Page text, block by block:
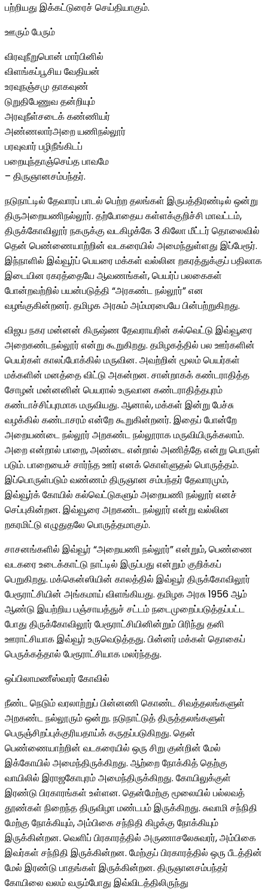
பற்றியது இக்கட்டுரைச் செய்தியாகும்.
ஊரும் பேரும்
விரவுநீறுபொன் மார்பினில்
விளங்கப்பூசிய வேதியன்
உரவுநஞ்சமு தாகவுண்
டுறுதிபேணுவ தன்றியும்
அரவுநீள்சடைக் கண்ணியர்
அண்ணலார்அறை யணிநல்லூர்
பரவுவார் பழிநீங்கிடப்
பறையுந்தாஞ்செய்த பாவமே
– திருஞானசம்பந்தர்.
நடுநாட்டில் தேவாரப் பாடல் பெற்ற தலங்கள் இருபத்திரண்டில் ஒன்று
திருஅறையணிநல்லூர். தற்போதைய கள்ளக்குறிச்சி மாவட்டம்,
திருக்கோவிலூர் நகருக்கு வடகிழக்கே 3 கிலோ மீட்டர் தொலைவில்
தென் பெண்ணையாற்றின் வடகரையில் அமைந்துள்ளது இப்பேரூர்.
இந்நாளில் இவ்வூர்ப் பெயரை மக்கள் வல்லின றகரத்துக்குப் பதிலாக
இடையின ரகரத்தையே ஆவணங்கள், பெயர்ப் பலகைகள்
போன்றவற்றில் பயன்படுத்தி “அரகண்ட நல்லூர்” என
வழங்குகின்றனர். தமிழக அரசும் அம்மரபையே பின்பற்றுகிறது.
விஜய நகர மன்னன் கிருஷ்ண தேவராயரின் கல்வெட்டு இவ்வூரை
அறைகண்டநல்லூர் என்று கூறுகிறது. தமிழகத்தில் பல ஊர்களின்
பெயர்கள் காலப்போக்கில் மருவின. அவற்றின் மூலம் பெயர்கள்
மக்களின் மனத்தை விட்டு அகன்றன. சான்றாகக் கண்டராதித்த
சோழன் மன்னனின் பெயரால் உருவான கண்டராதித்தபுரம்
கண்டாச்சிப்புரமாக மருவியது. ஆனால், மக்கள் இன்று பேச்சு
வழக்கில் கண்டாசரம் என்றே கூறுகின்றனர். இதைப் போன்றே
அறையண்டை நல்லூர் அறகண்ட நல்லூராக மருவியிருக்கலாம்.
அறை என்றால் பாறை, அண்டை என்றால் அணித்தே என்று பொருள்
படும். பாறையைச் சார்ந்த ஊர் எனக் கொள்ளுதல் பொருத்தம்.
இப்பொருள்படும் வண்ணம் திருஞான சம்பந்தர் தேவாரமும்,
இவ்வூர்க் கோயில் கல்வெட்டுகளும் அறையணி நல்லூர் எனச்
செப்புகின்றன. இவ்வூரை அறகண்ட நல்லூர் என்று வல்லின
றகரமிட்டு எழுதுதலே பொருத்தமாகும்.
சாசனங்களில் இவ்வூர் “அறையணி நல்லூர்” என்றும், பெண்ணை
வடகரை உடைக்காட்டு நாட்டில் இருப்பது என்றும் குறிக்கப்
பெறுகிறது. மக்கென்ஸியின் காலத்தில் இவ்வூர் திருக்கோவிலூர்
பேரூராட்சியின் அங்கமாய் விளங்கியது. தமிழக அரசு 1956 ஆம்
ஆண்டு இயற்றிய பஞ்சாயத்துச் சட்டம் நடைமுறைப்படுத்தப்பட்ட
போது திருக்கோவிலூர் பேரூராட்சியினின்றும் பிரிந்து தனி
ஊராட்சியாக இவ்வூர் உருவெடுத்தது. பின்னர் மக்கள் தொகைப்
பெருக்கத்தால் பேரூராட்சியாக மலர்ந்தது.
ஒப்பிலாமணீஸ்வரர் கோவில்
நீண்ட நெடும் வரலாற்றுப் பின்னணி கொண்ட சிவத்தலங்களுள்
அறகண்ட நல்லூரும் ஒன்று. நடுநாட்டுத் திருத்தலங்களுள்
பெருஞ்சிறப்புக்குரியதாய்க் கருதப்படுகிறது. தென்
பெண்ணையாற்றின் வடகரையில் ஒரு சிறு குன்றின் மேல்
இக்கோயில் அமைந்திருக்கிறது. ஆற்றை நோக்கித் தெற்கு
வாயிலில் இராஜகோபுரம் அமைந்திருக்கிறது. கோயிலுக்குள்
இரண்டு பிரகாரங்கள் உள்ளன. தென்மேற்கு மூலையில் பல்லவத்
தூண்கள் நிறைந்த திருவிழா மண்டபம் இருக்கிறது. சுவாமி சந்நிதி
மேற்கு நோக்கியும், அம்பிகை சந்நிதி கிழக்கு நோக்கியும்
இருக்கின்றன. வெளிப் பிரகாரத்தில் அருணாசலேசுவரர், அம்பிகை
இவர்கள் சந்நிதி இருக்கின்றன. மேற்குப் பிரகாரத்தில் ஒரு பீடத்தின்
மேல் இரண்டு பாதங்கள் இருக்கின்றன. திருஞானசம்பந்தர்
கோயிலை வலம் வரும்போது இவ்விடத்திலிருந்து